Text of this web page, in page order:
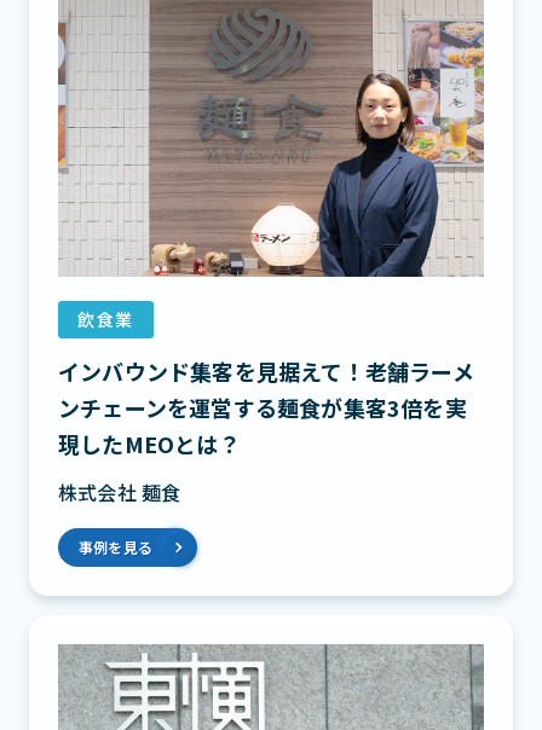
飲食業
インバウンド集客を見据えて！老舗ラーメ
ンチェーンを運営する麺食が集客3倍を実
現したMEOとは？
株式会社 麺食
事例を見る